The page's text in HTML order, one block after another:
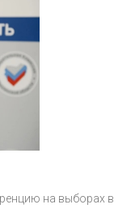
на выборах в